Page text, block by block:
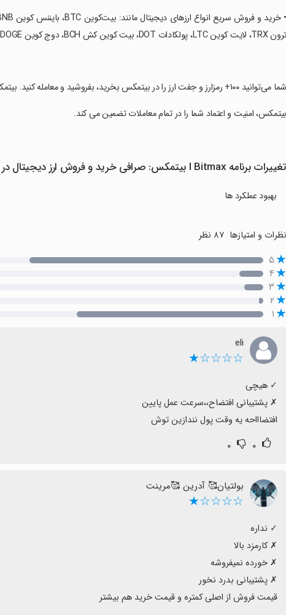
ترون TRX، لایت کوین LTC، پولکادات DOT، بیت کوین کش BCH، دوج کوین DOGE، شیبا اینو SHIB، پپه PEPE و…
‏شما می‌توانید ١٠٠+ رمزارز و جفت ارز را در بیتمکس بخرید، بفروشید و معامله کنید. بیتمکس، ساده اما حرفه‌ای!
‏بیتمکس، امنیت و اعتماد شما را در تمام معاملات تضمین می کند.
تغییرات برنامه I Bitmax بیتمکس: صرافی خرید و فروش ارز دیجیتال در نسخه جدید
بهبود عملکرد ها
نظرات و امتیازها ۸۷ نظر
۵
۴
۳
۲
۱
eli
☆☆☆☆★
افتضاااحه یه وقت پول نندازین توش
۰ ۰
بولتیان🥰 آدرین 🥰مرینت
☆☆☆☆★
قیمت فروش از اصلی کمتره و قیمت خرید هم بیشتر